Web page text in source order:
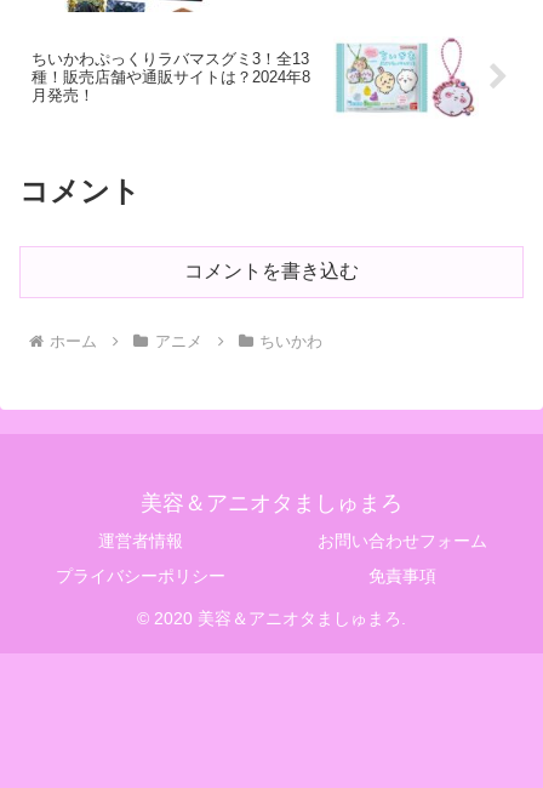
ちいかわぷっくりラバマスグミ3！全13
種！販売店舗や通販サイトは？2024年8
月発売！
コメント
コメントを書き込む
ホーム アニメ ちいかわ
美容＆アニオタましゅまろ
運営者情報
お問い合わせフォーム
プライバシーポリシー
免責事項
© 2020 美容＆アニオタましゅまろ.